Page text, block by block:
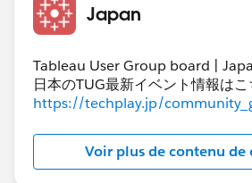
Japan
Tableau User Group board |
日本のTUG最新イベント情報はこ
https://techplay.jp/
Voir plus de contenu de